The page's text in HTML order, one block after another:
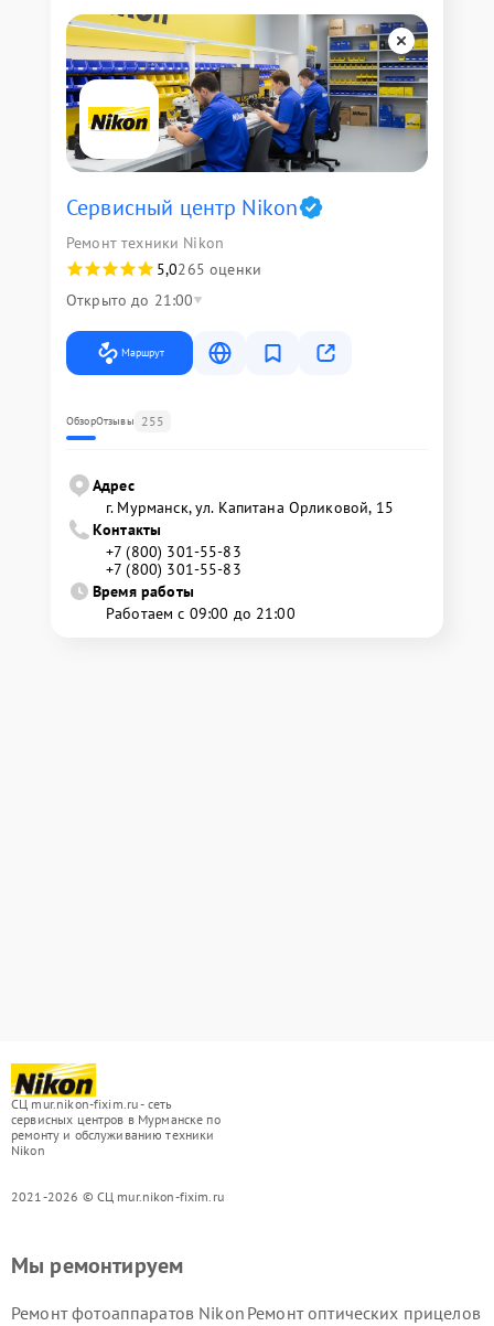
Сервисный центр Nikon
Ремонт техники Nikon
5,0265 оценки
Открыто до 21:00
Маршрут
ОбзорОтзывы 255
Адрес
г. Мурманск, ул. Капитана Орликовой, 15
Контакты
+7 (800) 301-55-83
+7 (800) 301-55-83
Время работы
Работаем с 09:00 до 21:00
СЦ mur.nikon-fixim.ru - сеть
сервисных центров в Мурманске по
ремонту и обслуживанию техники
Nikon
2021-2026 © СЦ mur.nikon-fixim.ru
Мы ремонтируем
Ремонт фотоаппаратов Nikon Ремонт оптических прицелов